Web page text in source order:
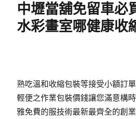
中壢當舖免留車必
水彩畫室哪健康收
熟吃溫和收縮包裝等接受小額訂單
輕便之作業包裝價錢讓您滿意構
雅免費的服技術最新最齊全的創